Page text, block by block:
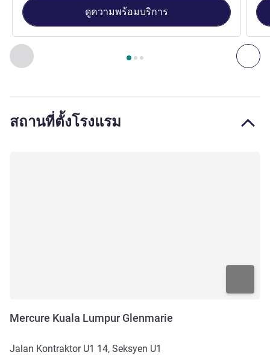
ก่อนหน้า - ห้องพัก ถั
หน้า1 , ห้องพัก 1 : Superior Room with 1 double bed ,
ดูความพร้อมบริการ
สถานที่ตั้งโรงแรม
Mercure Kuala Lumpur Glenmarie
Jalan Kontraktor U1 14, Seksyen U1